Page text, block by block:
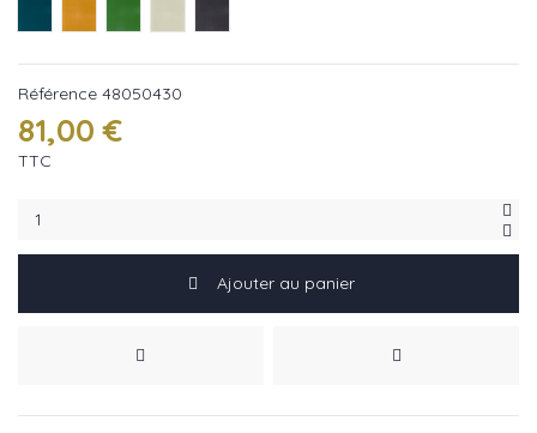
Référence 48050430
81,00 €
TTC
Ajouter au panier